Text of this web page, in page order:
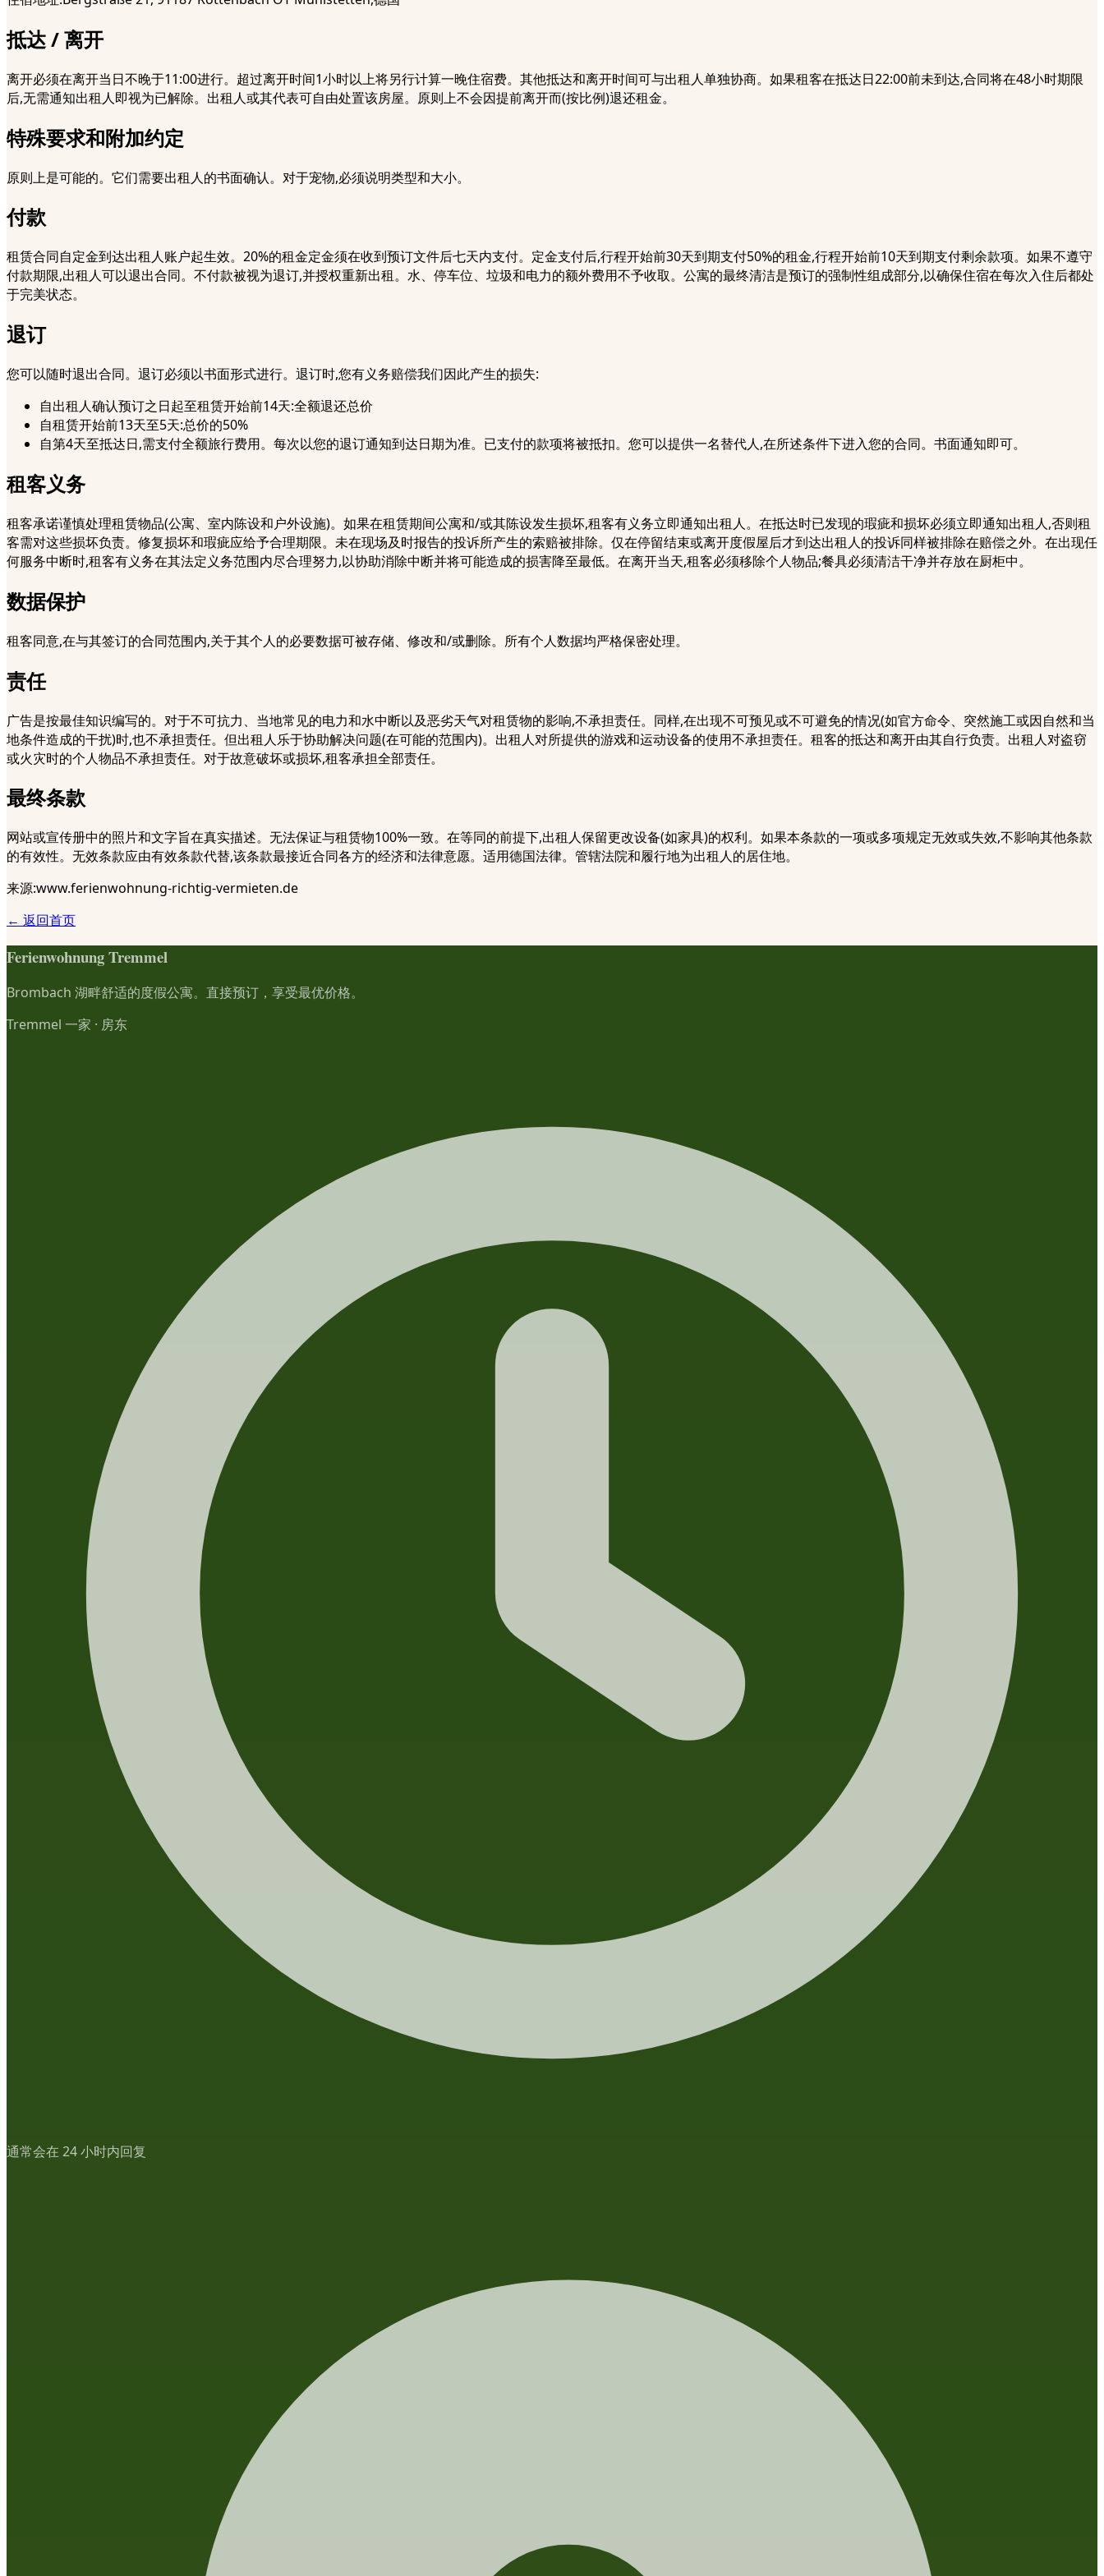
抵达 / 离开
离开必须在离开当日不晚于11:00进行。超过离开时间1小时以上将另行计算一晚住宿费。其他抵达和离开时间可与出租人单独协商。如果租客在抵达日22:00前未到达,合同将在48小时期限
后,无需通知出租人即视为已解除。出租人或其代表可自由处置该房屋。原则上不会因提前离开而(按比例)退还租金。
特殊要求和附加约定
原则上是可能的。它们需要出租人的书面确认。对于宠物,必须说明类型和大小。
付款
租赁合同自定金到达出租人账户起生效。20%的租金定金须在收到预订文件后七天内支付。定金支付后,行程开始前30天到期支付50%的租金,行程开始前10天到期支付剩余款项。如果不遵守
付款期限,出租人可以退出合同。不付款被视为退订,并授权重新出租。水、停车位、垃圾和电力的额外费用不予收取。公寓的最终清洁是预订的强制性组成部分,以确保住宿在每次入住后都处
于完美状态。
退订
您可以随时退出合同。退订必须以书面形式进行。退订时,您有义务赔偿我们因此产生的损失:
自出租人确认预订之日起至租赁开始前14天:全额退还总价
自租赁开始前13天至5天:总价的50%
自第4天至抵达日,需支付全额旅行费用。每次以您的退订通知到达日期为准。已支付的款项将被抵扣。您可以提供一名替代人,在所述条件下进入您的合同。书面通知即可。
租客义务
租客承诺谨慎处理租赁物品(公寓、室内陈设和户外设施)。如果在租赁期间公寓和/或其陈设发生损坏,租客有义务立即通知出租人。在抵达时已发现的瑕疵和损坏必须立即通知出租人,否则租
客需对这些损坏负责。修复损坏和瑕疵应给予合理期限。未在现场及时报告的投诉所产生的索赔被排除。仅在停留结束或离开度假屋后才到达出租人的投诉同样被排除在赔偿之外。在出现任
何服务中断时,租客有义务在其法定义务范围内尽合理努力,以协助消除中断并将可能造成的损害降至最低。在离开当天,租客必须移除个人物品;餐具必须清洁干净并存放在厨柜中。
数据保护
租客同意,在与其签订的合同范围内,关于其个人的必要数据可被存储、修改和/或删除。所有个人数据均严格保密处理。
责任
广告是按最佳知识编写的。对于不可抗力、当地常见的电力和水中断以及恶劣天气对租赁物的影响,不承担责任。同样,在出现不可预见或不可避免的情况(如官方命令、突然施工或因自然和当
地条件造成的干扰)时,也不承担责任。但出租人乐于协助解决问题(在可能的范围内)。出租人对所提供的游戏和运动设备的使用不承担责任。租客的抵达和离开由其自行负责。出租人对盗窃
或火灾时的个人物品不承担责任。对于故意破坏或损坏,租客承担全部责任。
最终条款
网站或宣传册中的照片和文字旨在真实描述。无法保证与租赁物100%一致。在等同的前提下,出租人保留更改设备(如家具)的权利。如果本条款的一项或多项规定无效或失效,不影响其他条款
的有效性。无效条款应由有效条款代替,该条款最接近合同各方的经济和法律意愿。适用德国法律。管辖法院和履行地为出租人的居住地。
来源:www.ferienwohnung-richtig-vermieten.de
← 返回首页
Ferienwohnung Tremmel
Brombach 湖畔舒适的度假公寓。直接预订，享受最优价格。
Tremmel 一家 · 房东
通常会在 24 小时内回复